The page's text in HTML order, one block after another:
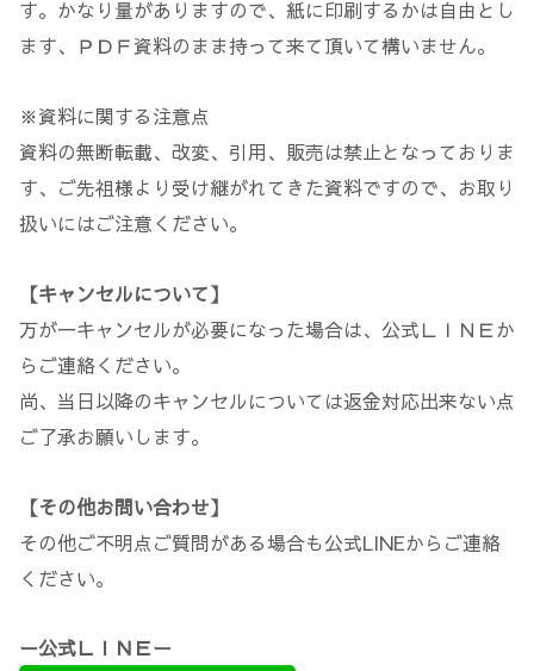
す。かなり量がありますので、紙に印刷するかは自由とし
ます、ＰＤＦ資料のまま持って来て頂いて構いません。
※資料に関する注意点
資料の無断転載、改変、引用、販売は禁止となっておりま
す、ご先祖様より受け継がれてきた資料ですので、お取り
扱いにはご注意ください。
【キャンセルについて】
万が一キャンセルが必要になった場合は、公式ＬＩＮＥか
らご連絡ください。
尚、当日以降のキャンセルについては返金対応出来ない点
ご了承お願いします。
【その他お問い合わせ】
その他ご不明点ご質問がある場合も公式LINEからご連絡
ください。
ー公式ＬＩＮＥー